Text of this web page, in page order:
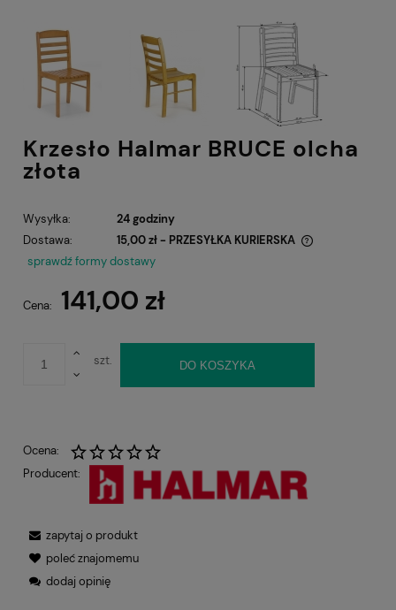
Krzesło Halmar BRUCE olcha
złota
Wysyłka:
24 godziny
Dostawa:
15,00 zł - PRZESYŁKA KURIERSKA
Cena nie zawiera ewentualnych kosztów płatności
sprawdź formy dostawy
Cena: 141,00 zł
szt. DO KOSZYKA
Ocena:
Producent:
zapytaj o produkt
poleć znajomemu
dodaj opinię